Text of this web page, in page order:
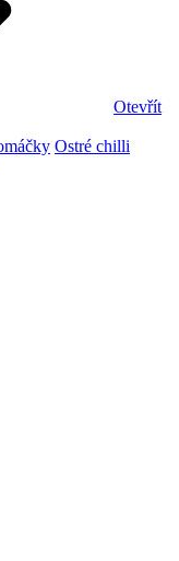
Otevřít
Ostré chilli